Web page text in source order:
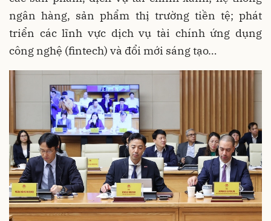
ngân hàng, sản phẩm thị trường tiền tệ; phát
triển các lĩnh vực dịch vụ tài chính ứng dụng
công nghệ (fintech) và đổi mới sáng tạo…